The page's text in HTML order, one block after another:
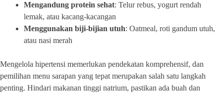
Mengandung protein sehat: Telur rebus, yogurt rendah
lemak, atau kacang-kacangan
Menggunakan biji-bijian utuh: Oatmeal, roti gandum utuh,
atau nasi merah
Mengelola hipertensi memerlukan pendekatan komprehensif, dan
pemilihan menu sarapan yang tepat merupakan salah satu langkah
penting. Hindari makanan tinggi natrium, pastikan ada buah dan